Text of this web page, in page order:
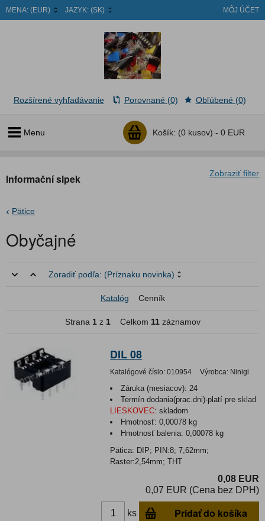
MENA: (EUR) JAZYK: (SK) MÔJ ÚČET
Menu Košík: (0 kusov) - 0 EUR
Rozšírené vyhľadávanie Porovnané (0) Obľúbené (0)
Zobraziť filter
Informační slpek
Pätice
Obyčajné
Zoradiť podľa: (Príznaku novinka)
Katalóg Cenník
Strana 1z 1Celkom 11záznamov
DIL 08
Katalógové číslo: 010954 Výrobca: Ninigi
Záruka (mesiacov): 24
Termín dodania(prac.dni)-platí pre sklad
LIESKOVEC: skladom
Hmotnosť:0,00078 kg
Hmotnosť balenia:0,00078 kg
Pätica: DIP; PIN:8; 7,62mm;
Raster:2,54mm; THT
0,08 EUR
0,07 EUR (Cena bez DPH)
ks Pridať do košíka